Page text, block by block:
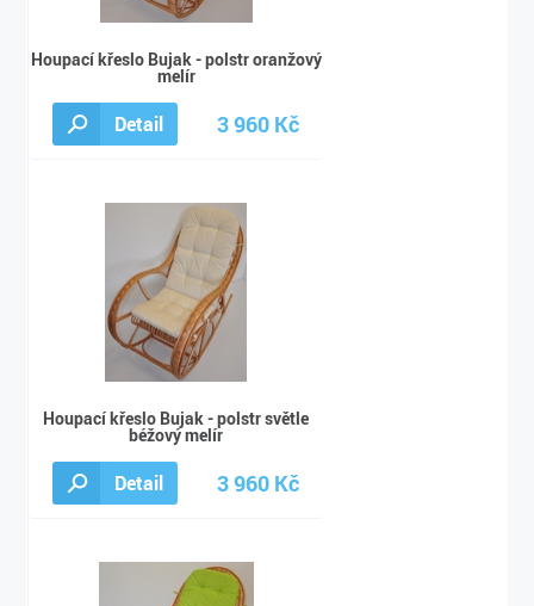
Houpací křeslo Bujak - polstr oranžový
melír
Detail 3 960 Kč
Houpací křeslo Bujak - polstr světle
béžový melír
Detail 3 960 Kč